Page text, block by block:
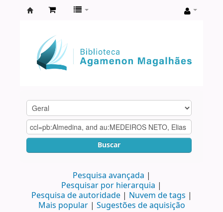
Agamenon
Magalhães
Buscar
Pesquisa avançada
Pesquisar por hierarquia
Pesquisa de autoridade
Nuvem de tags
Mais popular
Sugestões de aquisição